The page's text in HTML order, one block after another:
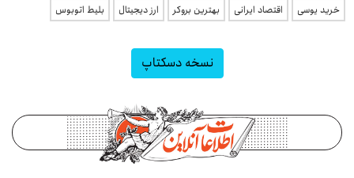
خرید یوسی
اقتصاد ایرانی بهترین بروکر ارز دیجیتال بلیط اتوبوس
نسخه دسکتاپ